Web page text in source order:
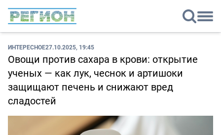
ИНТЕРЕСНОЕ27.10.2025, 19:45
Овощи против сахара в крови: открытие
ученых — как лук, чеснок и артишоки
защищают печень и снижают вред
сладостей